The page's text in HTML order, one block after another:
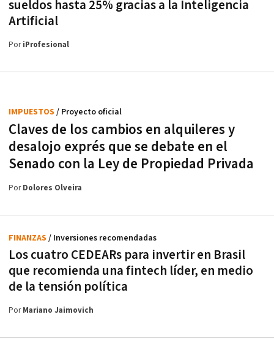
sueldos hasta 25% gracias a la Inteligencia
Artificial
PoriProfesional
Claves de los cambios en alquileres y
desalojo exprés que se debate en el
Senado con la Ley de Propiedad Privada
IMPUESTOS / Proyecto oficial
PorDolores Olveira
Los cuatro CEDEARs para invertir en Brasil
que recomienda una fintech líder, en medio
de la tensión política
FINANZAS / Inversiones recomendadas
PorMariano Jaimovich